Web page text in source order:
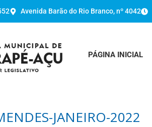
Avenida Barão do Rio Branco, nº 4042
PÁGINA INICIAL
JANEIRO-2022